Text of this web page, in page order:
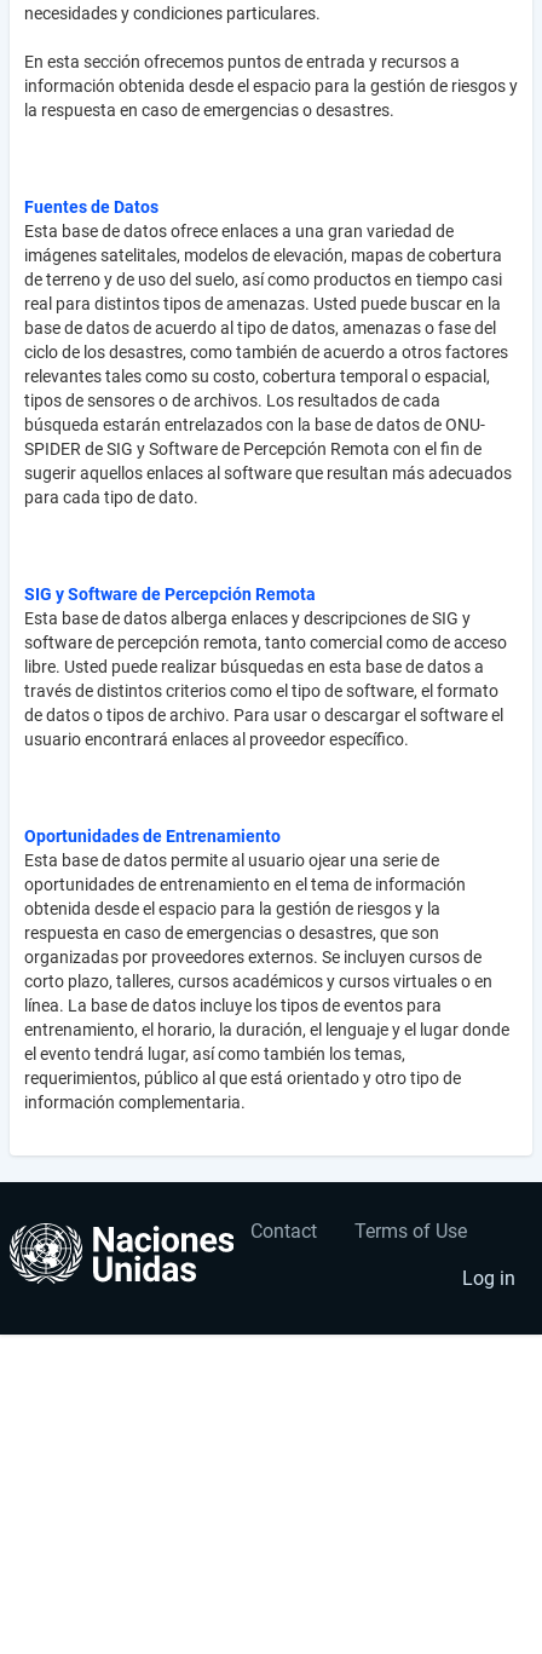
necesidades y condiciones particulares.
En esta sección ofrecemos puntos de entrada y recursos a
información obtenida desde el espacio para la gestión de riesgos y
la respuesta en caso de emergencias o desastres.
Fuentes de Datos
Esta base de datos ofrece enlaces a una gran variedad de
imágenes satelitales, modelos de elevación, mapas de cobertura
de terreno y de uso del suelo, así como productos en tiempo casi
real para distintos tipos de amenazas. Usted puede buscar en la
base de datos de acuerdo al tipo de datos, amenazas o fase del
ciclo de los desastres, como también de acuerdo a otros factores
relevantes tales como su costo, cobertura temporal o espacial,
tipos de sensores o de archivos. Los resultados de cada
búsqueda estarán entrelazados con la base de datos de ONU-
SPIDER de SIG y Software de Percepción Remota con el fin de
sugerir aquellos enlaces al software que resultan más adecuados
para cada tipo de dato.
SIG y Software de Percepción Remota
Esta base de datos alberga enlaces y descripciones de SIG y
software de percepción remota, tanto comercial como de acceso
libre. Usted puede realizar búsquedas en esta base de datos a
través de distintos criterios como el tipo de software, el formato
de datos o tipos de archivo. Para usar o descargar el software el
usuario encontrará enlaces al proveedor específico.
Oportunidades de Entrenamiento
Esta base de datos permite al usuario ojear una serie de
oportunidades de entrenamiento en el tema de información
obtenida desde el espacio para la gestión de riesgos y la
respuesta en caso de emergencias o desastres, que son
organizadas por proveedores externos. Se incluyen cursos de
corto plazo, talleres, cursos académicos y cursos virtuales o en
línea. La base de datos incluye los tipos de eventos para
entrenamiento, el horario, la duración, el lenguaje y el lugar donde
el evento tendrá lugar, así como también los temas,
requerimientos, público al que está orientado y otro tipo de
información complementaria.
Footer
Contact Terms of Use
User
account
menu
Log in